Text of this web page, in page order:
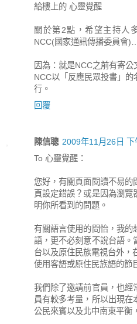
給樓上的 心靈覺醒
關於第2點，希望主持人
NCC(國家通訊傳播委員會)…
因為：就是NCC之前有寄公
NCC以「反應民眾投書」
行。
回覆
陳信聰 2009年11月26日 下
To 心靈覺醒：
您好，有關頁面閱讀不易的
頁設定錯誤？或是因為瀏
明你所看到的問題。
有關語言使用的問怡，我的
語，更不必刻意不說台語。
台以及原住民族電視台外，
使用客語或原住民族語的節
我們除了邀請前官員，也經
員有較多考量，所以出現
公民來賓以及北中南東平衡